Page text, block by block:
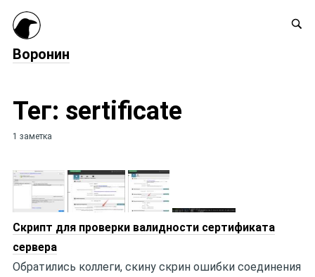
Воронин
Тег: sertificate
1 заметка
Скрипт для проверки валидности сертификата
сервера
Обратились коллеги, скину скрин ошибки соединения